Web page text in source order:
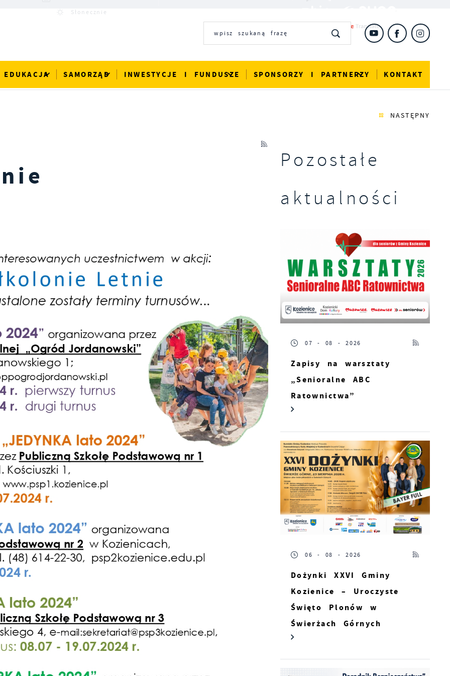
Słonecznie
EDUKACJA SAMORZĄD INWESTYCJE I FUNDUSZE SPONSORZY I PARTNERZY KONTAKT
NASTĘPNY
Pozostałe
aktualności
07 - 08 - 2026
Zapisy na warsztaty
„Senioralne ABC
Ratownictwa”
06 - 08 - 2026
Dożynki XXVI Gminy
Kozienice – Uroczyste
Święto Plonów w
Świerżach Górnych
Twoją prywatność. Możesz zmienić ustawienia cookies